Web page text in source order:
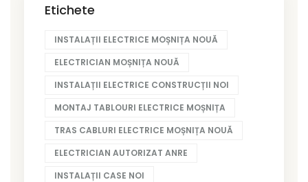
Etichete
INSTALAȚII ELECTRICE MOȘNIȚA NOUĂ
ELECTRICIAN MOȘNIȚA NOUĂ
INSTALAȚII ELECTRICE CONSTRUCȚII NOI
MONTAJ TABLOURI ELECTRICE MOȘNIȚA
TRAS CABLURI ELECTRICE MOȘNIȚA NOUĂ
ELECTRICIAN AUTORIZAT ANRE
INSTALAȚII CASE NOI